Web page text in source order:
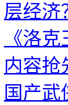
层经济
《洛
内容抢
国产武